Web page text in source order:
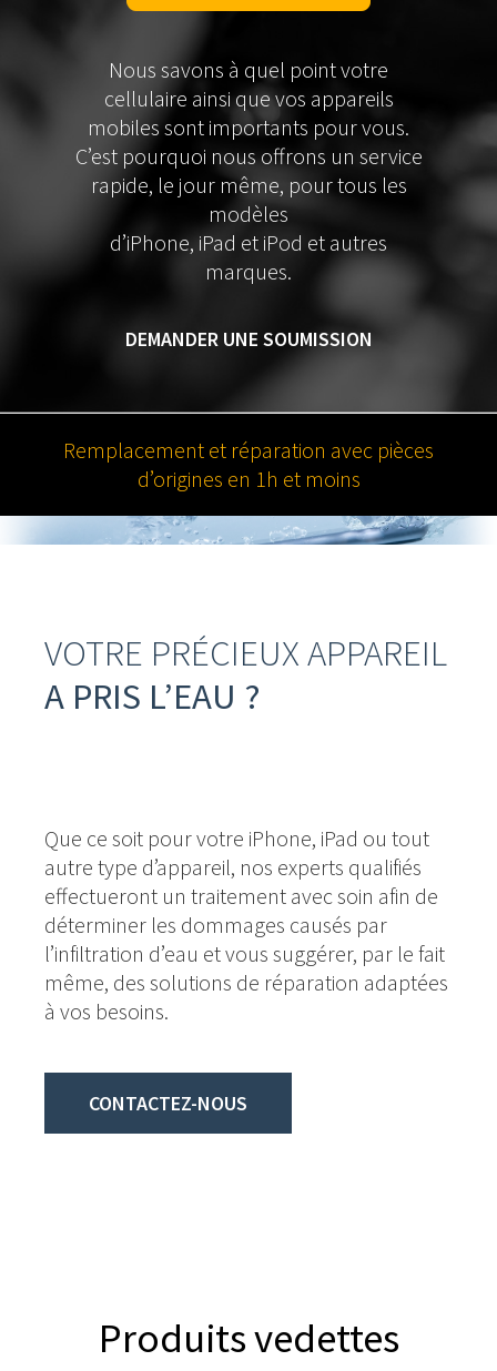
Nous savons à quel point votre
cellulaire ainsi que vos appareils
mobiles sont importants pour vous.
C’est pourquoi nous offrons un service
rapide, le jour même, pour tous les
modèles
d’iPhone, iPad et iPod et autres
marques.
DEMANDER UNE SOUMISSION
Remplacement et réparation avec pièces
d’origines en 1h et moins
VOTRE PRÉCIEUX APPAREIL
A PRIS L’EAU ?
Que ce soit pour votre iPhone, iPad ou tout
autre type d’appareil, nos experts qualifiés
effectueront un traitement avec soin afin de
déterminer les dommages causés par
l’infiltration d’eau et vous suggérer, par le fait
même, des solutions de réparation adaptées
à vos besoins.
CONTACTEZ-NOUS
Produits vedettes